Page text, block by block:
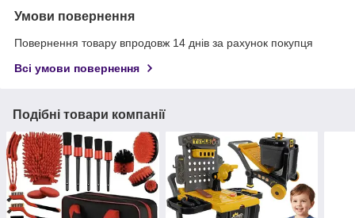
Умови повернення
Повернення товару впродовж 14 днів за рахунок покупця
Всі умови повернення
Подібні товари компанії